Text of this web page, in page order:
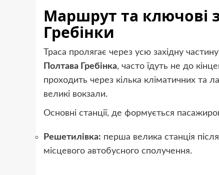
Маршрут та ключові
Гребінки
Траса пролягає через усю західну
Полтава Гребінка, часто їдуть не до
проходить через кілька кліматичних та
великі вокзали.
Основні станції, де формується
Решетилівка: перша велика станція
місцевого автобусного сполучення.